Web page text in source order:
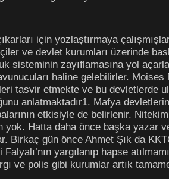
için yozlaştırmaya
ve devlet kurumları üzerinde
sisteminin zayıflamasına yol
haline gelebilirler. Moises
tasvir etmekte ve bu devletlerde
anlatmaktadır1. Mafya
etkisiyle de belirlenir.
yok. Hatta daha önce başka yazar
Birkaç gün önce Ahmet Şık da
yargılanıp hapse
ve polis gibi kurumlar artık